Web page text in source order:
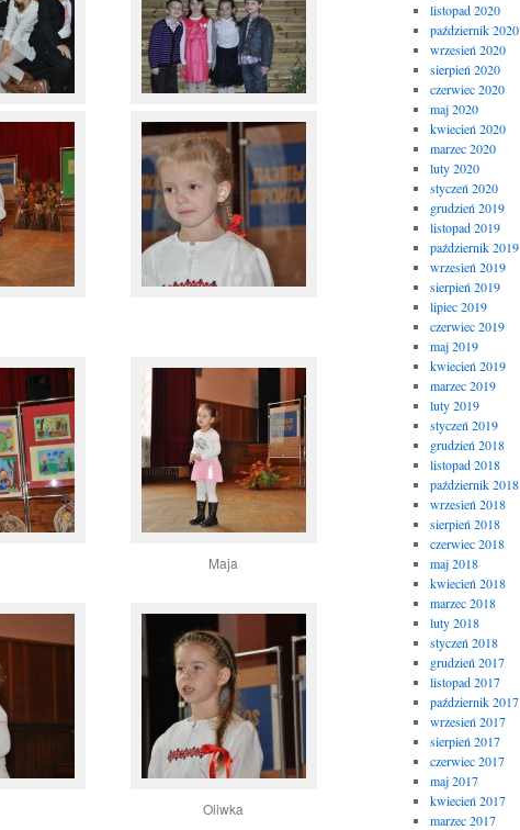
Maja
Oliwka
listopad 2020
październik 2020
wrzesień 2020
sierpień 2020
czerwiec 2020
maj 2020
kwiecień 2020
marzec 2020
luty 2020
styczeń 2020
grudzień 2019
listopad 2019
październik 2019
wrzesień 2019
sierpień 2019
lipiec 2019
czerwiec 2019
maj 2019
kwiecień 2019
marzec 2019
luty 2019
styczeń 2019
grudzień 2018
listopad 2018
październik 2018
wrzesień 2018
sierpień 2018
czerwiec 2018
maj 2018
kwiecień 2018
marzec 2018
luty 2018
styczeń 2018
grudzień 2017
listopad 2017
październik 2017
wrzesień 2017
sierpień 2017
czerwiec 2017
maj 2017
kwiecień 2017
marzec 2017